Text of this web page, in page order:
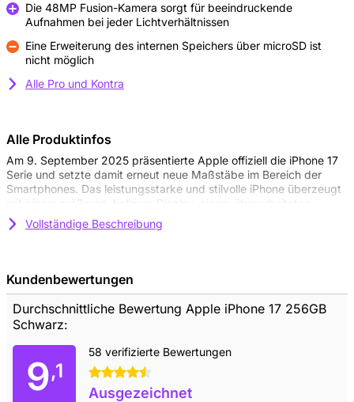
Die 48MP Fusion-Kamera sorgt für beeindruckende
Aufnahmen bei jeder Lichtverhältnissen
Kontra
Eine Erweiterung des internen Speichers über microSD ist
nicht möglich
Alle Pro und Kontra
Alle Produktinfos
Am 9. September 2025 präsentierte Apple offiziell die iPhone 17
Serie und setzte damit erneut neue Maßstäbe im Bereich der
Smartphones. Das leistungsstarke und stilvolle iPhone überzeugt
mit einem größeren, helleren Display, einem überarbeiteten
Design mit schmaleren Bildschirmrändern sowie dem
ultraschnellen A19-Chip. Dank der verbesserten 48-MP-Kamera,
alle Aufgaben des Alltags, ob gestochen scharfe Fotos, flüssiges
Gaming oder produktives Multitasking. Auch bei der Akkulaufzeit
wurden spürbare Verbesserungen erzielt. Kurz gesagt: Das
iPhone 17 ist ein hochwertiges und zukunftsfähiges Smartphone,
das jeder Herausforderung gewachsen ist.
Brillantes Display mit ProMotion
Das Display des iPhone 17 überzeugt mit beeindruckender
Bildqualität. Es verfügt über ein 6,3 Zoll großes Super Retina XDR
Vollständige Beschreibung
Kundenbewertungen
Durchschnittliche Bewertung Apple iPhone 17 256GB
Schwarz:
9,1
58 verifizierte Bewertungen
4.5 Sterne
Ausgezeichnet